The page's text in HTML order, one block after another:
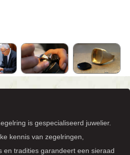
is gespecialiseerd juwelier.
kennis van zegelringen,
en tradities garandeert een sieraad